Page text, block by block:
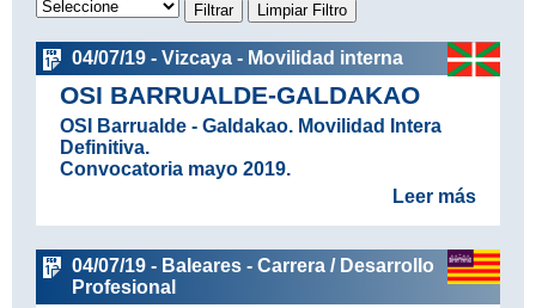
04/07/19 - Vizcaya - Movilidad interna
OSI BARRUALDE-GALDAKAO
OSI Barrualde - Galdakao. Movilidad Intera
Definitiva.
Convocatoria mayo 2019.
Leer más
04/07/19 - Baleares - Carrera / Desarrollo
Profesional